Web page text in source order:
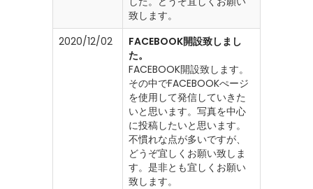
致します。
2020/12/02
FACEBOOK開設致しまし
た。
FACEBOOK開設致します。
その中でFACEBOOKぺージ
を使用して発信していきた
いと思います。写真を中心
に投稿したいと思います。
不慣れな点が多いですが、
どうぞ宜しくお願い致しま
す。是非とも宜しくお願い
致します。